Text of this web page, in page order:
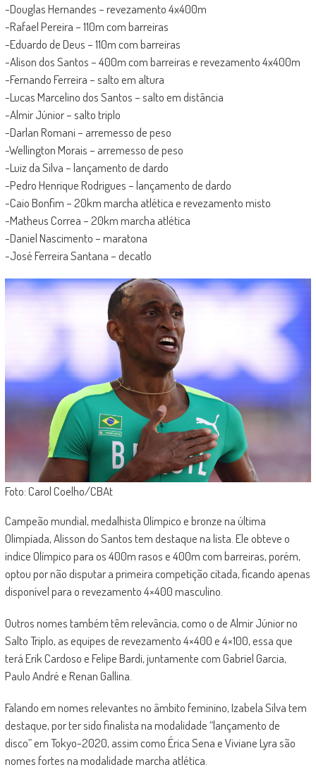
-Douglas Hernandes – revezamento 4x400m
-Rafael Pereira – 110m com barreiras
-Eduardo de Deus – 110m com barreiras
-Alison dos Santos – 400m com barreiras e revezamento 4x400m
-Fernando Ferreira – salto em altura
-Lucas Marcelino dos Santos – salto em distância
-Almir Júnior – salto triplo
-Darlan Romani – arremesso de peso
-Wellington Morais – arremesso de peso
-Luiz da Silva – lançamento de dardo
-Pedro Henrique Rodrigues – lançamento de dardo
-Caio Bonfim – 20km marcha atlética e revezamento misto
-Matheus Correa – 20km marcha atlética
-Daniel Nascimento – maratona
-José Ferreira Santana – decatlo
Foto: Carol Coelho/CBAt
Campeão mundial, medalhista Olímpico e bronze na última
Olimpíada, Alisson do Santos tem destaque na lista. Ele obteve o
índice Olímpico para os 400m rasose 400m com barreiras, porém,
optou por não disputar a primeira competição citada, ficando apenas
disponível para o revezamento 4×400 masculino.
Outros nomes também têm relevância, como o de Almir Júnior no
Salto Triplo, as equipes de revezamento 4×400 e 4×100, essa que
terá Erik Cardoso e Felipe Bardi, juntamente com Gabriel Garcia,
Paulo André e Renan Gallina.
Falando em nomes relevantes no âmbito feminino, Izabela Silva tem
destaque, por ter sido finalista na modalidade “lançamento de
disco” em Tokyo-2020, assim como Érica SenaeViviane Lyra são
nomes fortes na modalidade marcha atlética.